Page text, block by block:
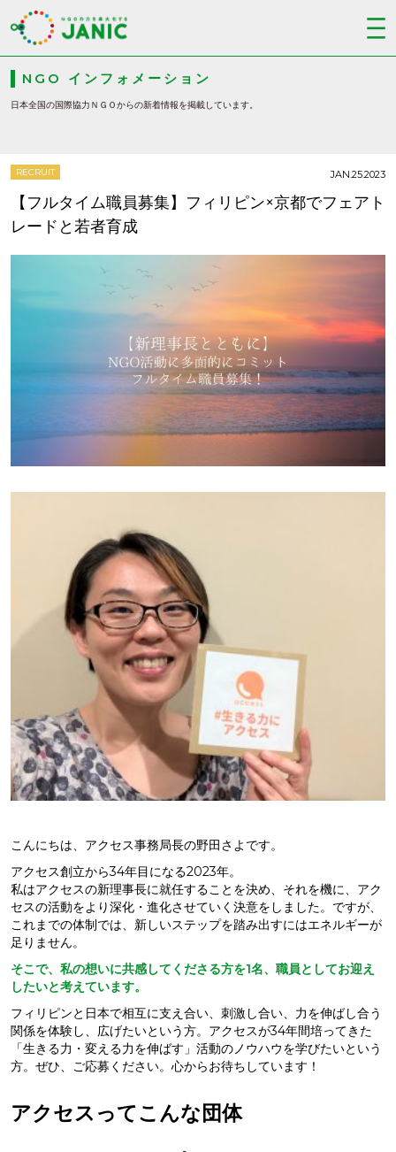
NGO インフォメーション
日本全国の国際協力ＮＧＯからの新着情報を掲載しています。
RECRUIT
【フルタイム職員募集】フィリピン×京都でフェアト
レードと若者育成
JAN.25.2023
こんにちは、アクセス事務局長の野田さよです。
アクセス創立から34年目になる2023年。
私はアクセスの新理事長に就任することを決め、それを機に、アク
セスの活動をより深化・進化させていく決意をしました。ですが、
これまでの体制では、新しいステップを踏み出すにはエネルギーが
足りません。
そこで、私の想いに共感してくださる方を1名、職員としてお迎え
したいと考えています。
フィリピンと日本で相互に支え合い、刺激し合い、力を伸ばし合う
関係を体験し、広げたいという方。アクセスが34年間培ってきた
「生きる力・変える力を伸ばす」活動のノウハウを学びたいという
方。ぜひ、ご応募ください。心からお待ちしています！
アクセスってこんな団体